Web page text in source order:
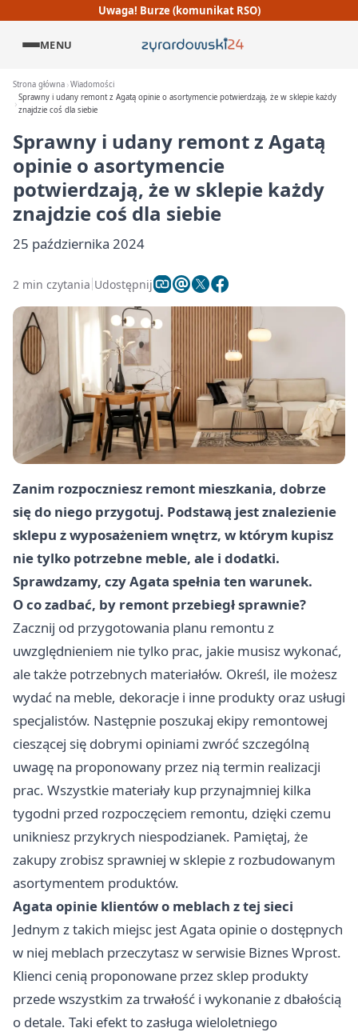
Uwaga! Burze (komunikat RSO)
MENU
Strona główna Wiadomości
Sprawny i udany remont z Agatą opinie o asortymencie potwierdzają, że w sklepie każdy
znajdzie coś dla siebie
Sprawny i udany remont z Agatą
opinie o asortymencie
potwierdzają, że w sklepie każdy
znajdzie coś dla siebie
25 października 2024
2 min czytania Udostępnij
Zanim rozpoczniesz remont mieszkania, dobrze
się do niego przygotuj. Podstawą jest znalezienie
sklepu z wyposażeniem wnętrz, w którym kupisz
nie tylko potrzebne meble, ale i dodatki.
Sprawdzamy, czy Agata spełnia ten warunek.
O co zadbać, by remont przebiegł sprawnie?
Zacznij od przygotowania planu remontu z
uwzględnieniem nie tylko prac, jakie musisz wykonać,
ale także potrzebnych materiałów. Określ, ile możesz
wydać na meble, dekoracje i inne produkty oraz usługi
specjalistów. Następnie poszukaj ekipy remontowej
cieszącej się dobrymi opiniami zwróć szczególną
uwagę na proponowany przez nią termin realizacji
prac. Wszystkie materiały kup przynajmniej kilka
tygodni przed rozpoczęciem remontu, dzięki czemu
unikniesz przykrych niespodzianek. Pamiętaj, że
zakupy zrobisz sprawniej w sklepie z rozbudowanym
asortymentem produktów.
Agata opinie klientów o meblach z tej sieci
Jednym z takich miejsc jest Agata opinie o dostępnych
w niej meblach przeczytasz w serwisie Biznes Wprost.
Klienci cenią proponowane przez sklep produkty
przede wszystkim za trwałość i wykonanie z dbałością
o detale. Taki efekt to zasługa wieloletniego